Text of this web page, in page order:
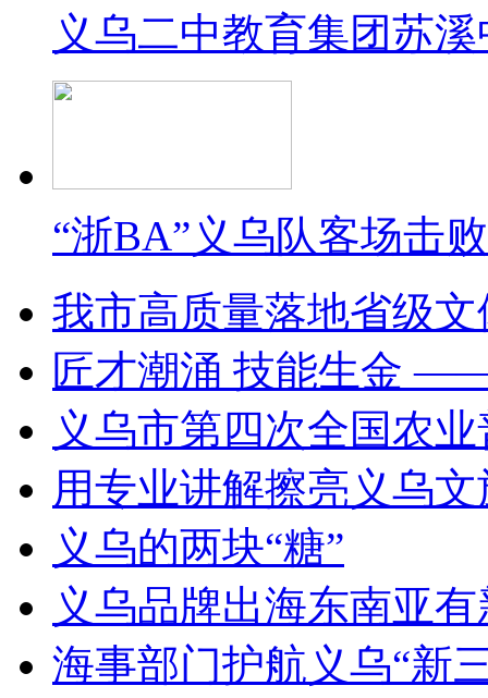
义乌二中教育集团苏
“浙BA”义乌队客场击
我市高质量落地省级
匠才潮涌 技能生金
义乌市第四次全国农
用专业讲解擦亮义乌
义乌的两块“糖”
义乌品牌出海东南亚
海事部门护航义乌“新